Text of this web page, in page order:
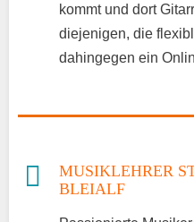
kommt und dort
diejenigen, die
dahingegen ein
MUSIKLEHRER
BLEIALF